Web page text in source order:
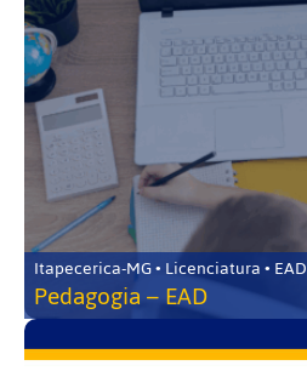
Itapecerica-MG • Licenciatura • EAD
Pedagogia – EAD